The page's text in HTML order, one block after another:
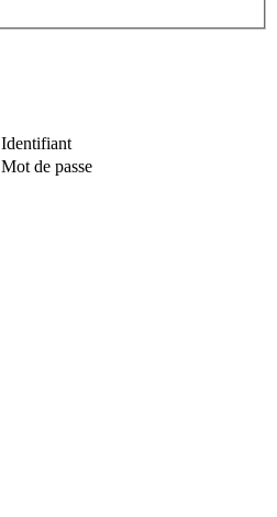
Identifiant
Mot de passe